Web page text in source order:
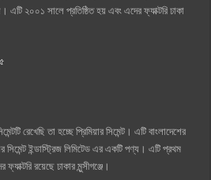
এটি ২০০১ সালে প্রতিষ্ঠিত হয় এবং এদের ফ্যাক্টরি ঢাকা
রেখেছি তা হচ্ছে প্রিমিয়ার সিমেন্ট। এটি বাংলাদেশের
সিমেন্ট ইন্ডাস্ট্রিজ লিমিটেড এর একটি পণ্য। এটি প্রথম
রয়েছে ঢাকার মুন্সীগঞ্জে।